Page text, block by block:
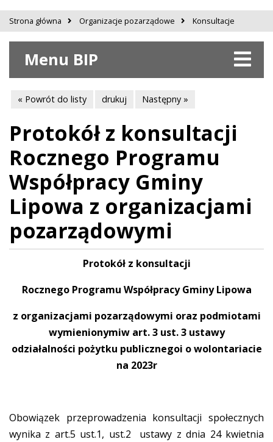
Strona główna Organizacje pozarządowe Konsultacje
Menu BIP
« Powrót do listy drukuj Następny »
Protokół z konsultacji
Rocznego Programu
Współpracy Gminy
Lipowa z organizacjami
pozarządowymi
Protokół z konsultacji
Rocznego Programu Współpracy Gminy Lipowa
z organizacjami pozarządowymi oraz podmiotami
wymienionymiw art. 3 ust. 3 ustawy
odziałalności pożytku publicznegoi o wolontariacie
na 2023r
Obowiązek przeprowadzenia konsultacji społecznych
wynika z art.5 ust.1, ust.2 ustawy z dnia 24 kwietnia